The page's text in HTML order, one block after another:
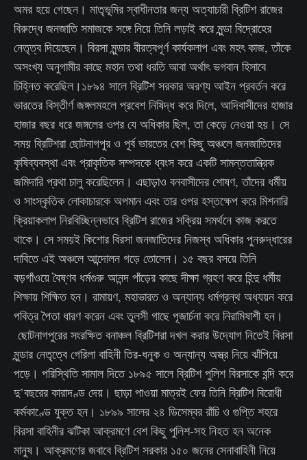
অমর হয়ে গেছেন। মাতৃভূমির স্বাধীনতার জন্য অত্যাচারী ব্রিটিশ রাজের
বিরুদ্ধে জনজাতি সমাজকে সঙ্গে নিয়ে তিনি লড়াই করে মুন্ডা বিদ্রোহের
নেতৃত্ব দিয়েছেন। বিরসা মুন্ডার বীরত্বপূর্ণ কার্যকলাপ এবং মহৎ কাজ, তাঁকে
অসংখ্য অনুগামীর কাছে মহান তথা ধরতি আবা অর্থাৎ ভগবান হিসাবে
চিহ্নিত করেছিল।১৮৯৪ সালে ব্রিটিশ সরকার অরণ্য আইন প্রবর্তন করে
ভারতের বিস্তীর্ণ জঙ্গলমহলে প্রবেশ নিষিদ্ধ করে দিলে, আদিবাসীদের হাজার
হাজার বছর ধরে জঙ্গলের ওপর যে অধিকার ছিল, তা কেড়ে নেওয়া হয়। সে
সময় ব্রিটিশরা ছোটনাগপুর ও পূর্ব ভারতের বেশ কিছু অঞ্চলে জনজাতিদের
কৃষিব্যবস্থা এবং প্রাকৃতিক সম্পদকে ধ্বংস করে একটি সামন্ততান্ত্রিক
জমিদারি প্রথা চালু করেছিলেন। এছাড়াও বনবাসীদের শোষণ, তাঁদের ধর্মীয়
ও সাংস্কৃতিক লোকাচারকে অপমান এবং তার ওপর হস্তক্ষেপ করে মিশনারি
ক্রিয়াকলাপ নিরবিচ্ছিন্নভাবে ব্রিটিশ রাজের সক্রিয় সমর্থনে কাজ করতে
থাকে। সে সময়ই কিশোর বিরসা জনজাতিদের নিজস্ব অধিকার পুনরুদ্ধারের
দাবিতে এই অঞ্চলে আন্দোলন গড়ে তোলেন। ১৫ বছর বসয়ে তিনি
বড়গাঁওয়ে বৈষ্ণব ধর্মগুরু আনন্দ পাঁড়ের কাছে দীক্ষা গ্রহণ করে হিন্দু ধর্মীয়
শিক্ষায় শিক্ষিত হন। রামায়ণ, মহাভারত ও অন্যান্য ধর্মগ্রন্থ অধ্যয়ন করে
পবিত্র পৈতা ধারণ করেন এবং তুলসী গাছে পূজার্চনা করে নিরামিষাশী হন।
ছোটনাগপুরের সংরক্ষিত বনাঞ্চল ব্রিটিশরা দখল করার উদ্যোগ নিতেই বিরসা
মুন্ডার নেতৃত্বে গেরিলা বাহিনী তির-ধনুক ও অন্যান্য অস্ত্র নিয়ে ঝাঁপিয়ে
পড়ে। পরিস্থিতি সামাল দিতে ১৮৯৫ সালে ব্রিটিশ পুলিশ বিরসাকে বন্দি করে
দু’বছরের কারাদণ্ড দেয়। ছাড়া পাওয়া মাত্রই ফের তিনি ব্রিটিশ বিরোধী
কর্মকাণ্ডে যুক্ত হন। ১৮৯৯ সালের ২৪ ডিসেম্বর রাঁচি ও গুপ্তি শহরে
বিরসা বাহিনীর ঝটিকা আক্রমণে বেশ কিছু পুলিশ-সহ নিহত হন অনেক
মানুষ। আক্রমণের জবাবে ব্রিটিশ সরকার ১৫০ জনের সেনাবাহিনী নিয়ে